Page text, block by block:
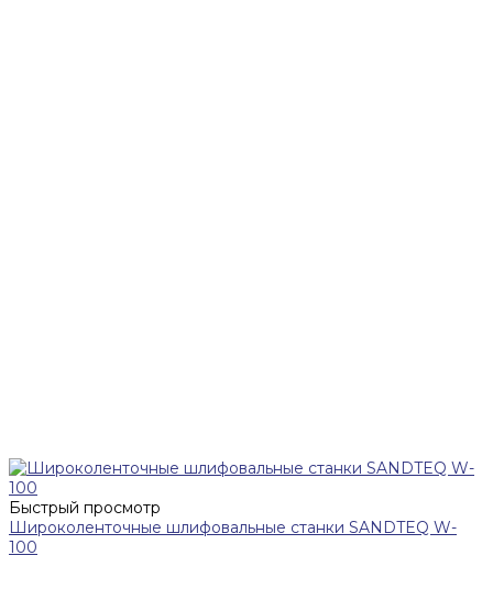
Быстрый просмотр
Широколенточные шлифовальные станки SANDTEQ W-
100